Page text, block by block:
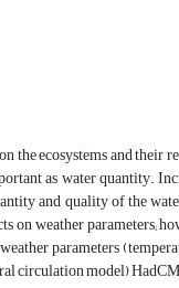
the ecosystems and their
as water quantity.
and quality of the
on weather parameters;
parameters
circulation model)